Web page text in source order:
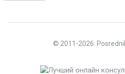
© 2011-2026.